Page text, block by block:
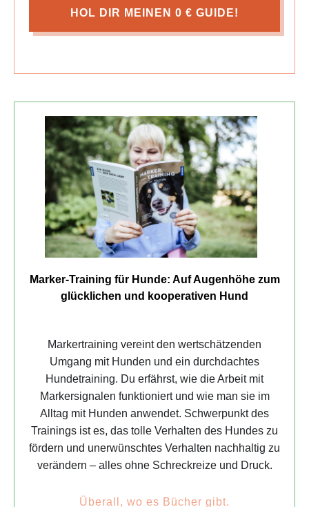
HOL DIR MEINEN 0 € GUIDE!
Marker-Training für Hunde: Auf Augenhöhe zum
glücklichen und kooperativen Hund
Markertraining vereint den wertschätzenden
Umgang mit Hunden und ein durchdachtes
Hundetraining. Du erfährst, wie die Arbeit mit
Markersignalen funktioniert und wie man sie im
Alltag mit Hunden anwendet. Schwerpunkt des
Trainings ist es, das tolle Verhalten des Hundes zu
fördern und unerwünschtes Verhalten nachhaltig zu
verändern – alles ohne Schreckreize und Druck.
Überall, wo es Bücher gibt.